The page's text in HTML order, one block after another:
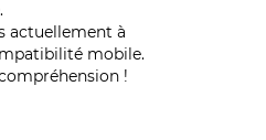
actuellement à
mobile.
!